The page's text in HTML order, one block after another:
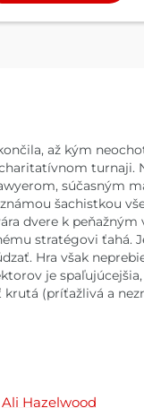
až kým
turnaji.
súčasným
šachistkou
dvere k peňažným
stratégovi ťahá.
Hra však
je
(príťažlivá a
Ali Hazelwood